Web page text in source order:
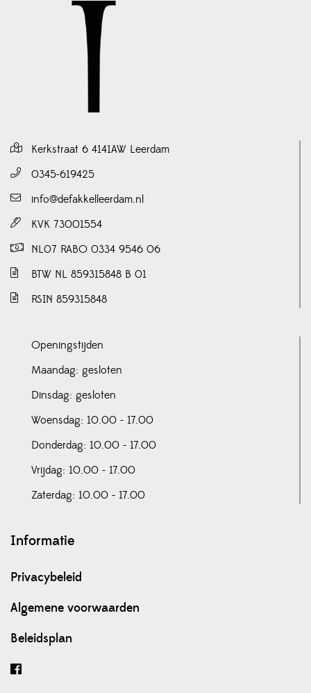
Kerkstraat 6 4141AW Leerdam
0345-619425
info@defakkelleerdam.nl
KVK 73001554
NL07 RABO 0334 9546 06
BTW NL 859315848 B 01
RSIN 859315848
Openingstijden
Maandag: gesloten
Dinsdag: gesloten
Woensdag: 10.00 - 17.00
Donderdag: 10.00 - 17.00
Vrijdag: 10.00 - 17.00
Zaterdag: 10.00 - 17.00
Informatie
Privacybeleid
Algemene voorwaarden
Beleidsplan